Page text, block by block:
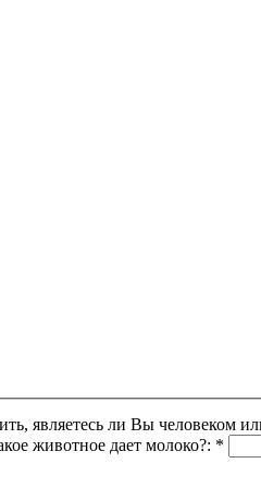
Этот вопрос задается
животное дает молоко?: *